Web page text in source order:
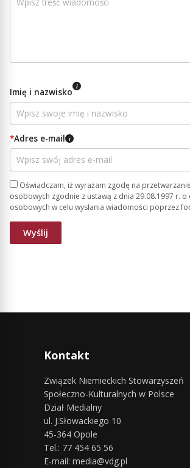
Imię i nazwisko i
*Adres e-mail i
Oświadczam, iż wyrażam zgodę na
osobowych zgodnie z ustawą z dnia 29.08.1997 r.
osobowych w celu wysłania wiadomości poprzez
Kontakt
Związek Niemieckich Stowarzyszeń
Społeczno-Kulturalnych w Polsce
Dział Medialny
ul. J.Słowackiego 10
45-364 Opole
Tel.: 77 454 65 56
E-mail: media@vdg.pl